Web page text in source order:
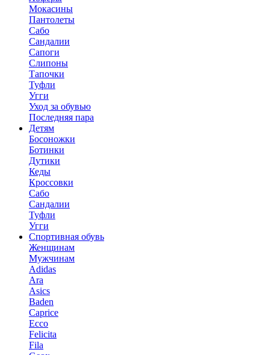
Мокасины
Пантолеты
Сабо
Сандалии
Сапоги
Слипоны
Тапочки
Туфли
Угги
Уход за обувью
Последняя пара
Детям
Босоножки
Ботинки
Дутики
Кеды
Кроссовки
Сабо
Сандалии
Туфли
Угги
Спортивная обувь
Женщинам
Мужчинам
Adidas
Ara
Asics
Baden
Caprice
Ecco
Felicita
Fila